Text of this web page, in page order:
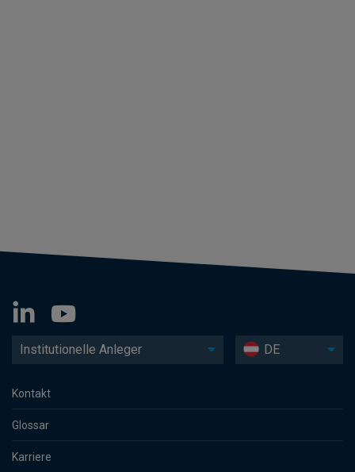
Institutionelle Anleger DE
Kontakt
Glossar
Karriere